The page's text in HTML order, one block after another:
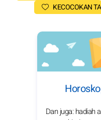
KECOCOKAN
Dan juga: hadiah